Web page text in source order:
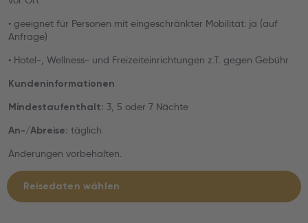
• geeignet für Personen mit eingeschränkter Mobilität: ja (auf
Anfrage)
• Hotel-, Wellness- und Freizeiteinrichtungen z.T. gegen Gebühr
Kundeninformationen
Mindestaufenthalt: 3, 5 oder 7 Nächte
An-/Abreise: täglich
Änderungen vorbehalten.
Reisedaten wählen